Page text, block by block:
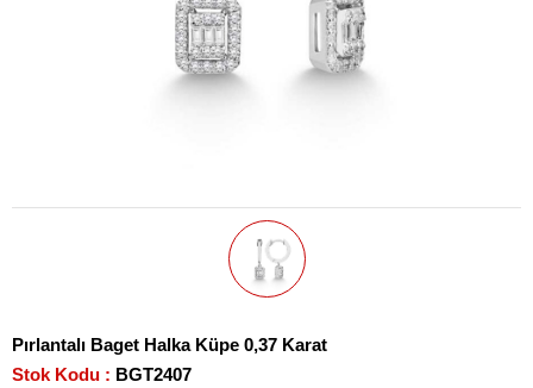
Pırlantalı Baget Halka Küpe 0,37 Karat
Stok Kodu
BGT2407